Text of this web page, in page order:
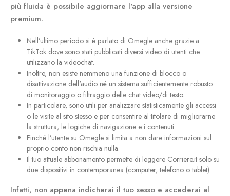
più fluida è possibile aggiornare l'app alla versione
premium.
Nell’ultimo periodo si è parlato di Omegle anche grazie a
TikTok dove sono stati pubblicati diversi video di utenti che
utilizzano la videochat.
Inoltre, non esiste nemmeno una funzione di blocco o
disattivazione dell'audio né un sistema sufficientemente robusto
di monitoraggio o filtraggio delle chat video/di testo.
In particolare, sono utili per analizzare statisticamente gli accessi
o le visite al sito stesso e per consentire al titolare di migliorarne
la struttura, le logiche di navigazione e i contenuti.
Finché l’utente su Omegle si limita a non dare informazioni sul
proprio conto non rischia nulla.
Il tuo attuale abbonamento permette di leggere Corriere.it solo su
due dispositivi in contemporanea (computer, telefono o tablet).
Infatti, non appena indicherai il tuo sesso e accederai al